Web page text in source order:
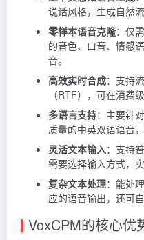
说话风格，生成自然
零样本语音克隆：仅
的音色、口音、情感
音。
高效实时合成：支持
（RTF），可在消费
多语言支持：主要针
质量的中英双语语音
灵活文本输入：支持
需要选择输入方式，
复杂文本处理：能处
应的语音输出，还可
VoxCPM的核心优